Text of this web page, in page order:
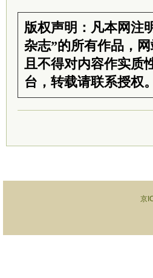
版权声明：凡本网注
杂志”的所有作品，
且不得对内容作实质
台，转载请联系授权
京